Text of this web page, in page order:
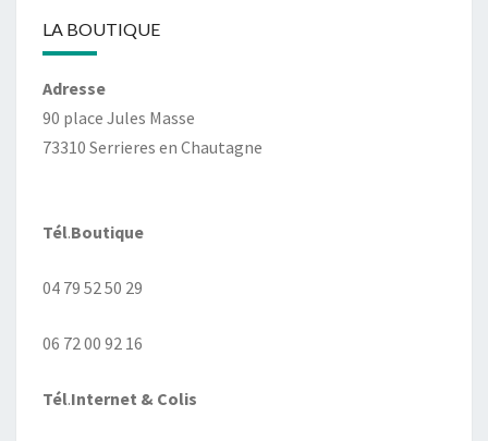
LA BOUTIQUE
Adresse
90 place Jules Masse
73310 Serrieres en Chautagne
Tél.Boutique
04 79 52 50 29
06 72 00 92 16
Tél.Internet & Colis